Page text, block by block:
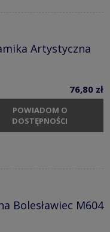
Artystyczna
76,80 zł
POWIADOM O
DOSTĘPNOŚCI
Bolesławiec M604